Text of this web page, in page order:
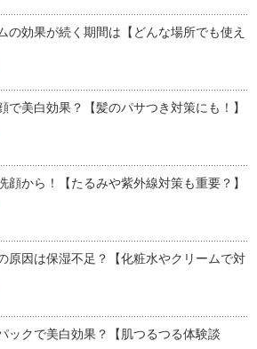
の効果が続く期間は【どんな場所でも使え
で美白効果？【髪のパサつき対策にも！】
顔から！【たるみや紫外線対策も重要？】
原因は保湿不足？【化粧水やクリームで対
ックで美白効果？【肌つるつる体験談